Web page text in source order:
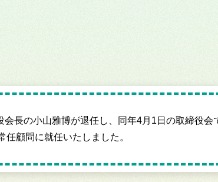
会長の小山雅博が退任し、同年4月1日の取締役
顧問に就任いたしました。